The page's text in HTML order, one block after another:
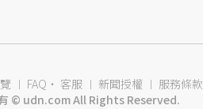
︱ FAQ ‧ 客服 ︱ 新聞授權 ︱ 服務條款
© udn.com All Rights Reserved.